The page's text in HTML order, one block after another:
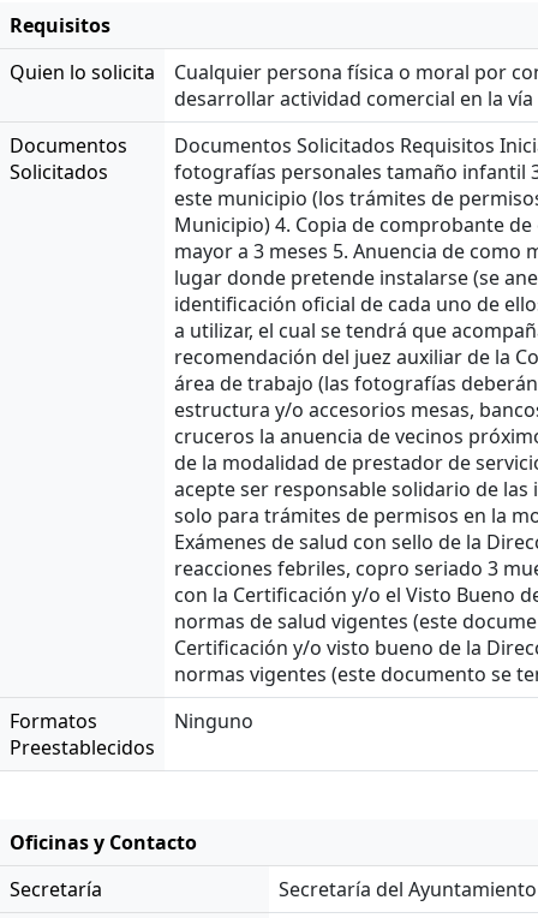
Requisitos
Quien lo solicita
Cualquier persona física o moral por
desarrollar actividad comercial en la
Documentos
Solicitados
Documentos Solicitados Requisitos
fotografías personales tamaño infantil
este municipio (los trámites de
Municipio) 4. Copia de comprobante
mayor a 3 meses 5. Anuencia de como
lugar donde pretende instalarse (se
identificación oficial de cada uno de
a utilizar, el cual se tendrá que
recomendación del juez auxiliar de la
área de trabajo (las fotografías
estructura y/o accesorios mesas,
cruceros la anuencia de vecinos
de la modalidad de prestador de
acepte ser responsable solidario de
solo para trámites de permisos en la
Exámenes de salud con sello de la
reacciones febriles, copro seriado 3
con la Certificación y/o el Visto Bueno
normas de salud vigentes (este
Certificación y/o visto bueno de la
normas vigentes (este documento se
Formatos
Preestablecidos
Ninguno
Oficinas y Contacto
Secretaría
Secretaría del Ayuntamiento